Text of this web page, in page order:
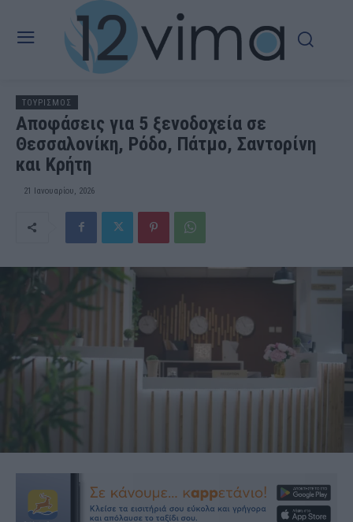
ΤΟΥΡΙΣΜΟΣ
Αποφάσεις για 5 ξενοδοχεία σε
Θεσσαλονίκη, Ρόδο, Πάτμο, Σαντορίνη
και Κρήτη
21 Ιανουαρίου, 2026